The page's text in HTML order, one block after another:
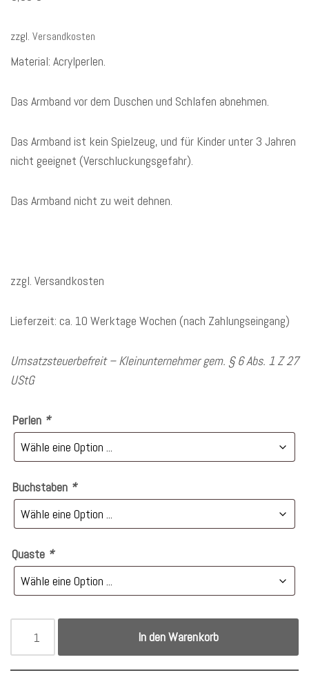
zzgl. Versandkosten
Material: Acrylperlen.
Das Armband vor dem Duschen und Schlafen abnehmen.
Das Armband ist kein Spielzeug, und für Kinder unter 3 Jahren
nicht geeignet (Verschluckungsgefahr).
Das Armband nicht zu weit dehnen.
zzgl. Versandkosten
Lieferzeit: ca. 10 Werktage Wochen (nach Zahlungseingang)
Umsatzsteuerbefreit – Kleinunternehmer gem. § 6 Abs. 1 Z 27
UStG
Perlen *
Buchstaben *
Quaste *
In den Warenkorb